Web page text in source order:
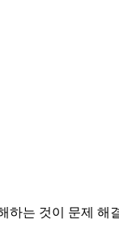
는 것이 문제